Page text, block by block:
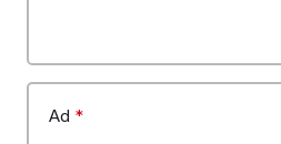
Ad *